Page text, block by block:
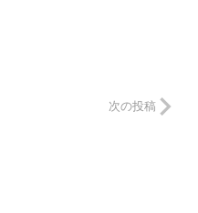
次の投稿